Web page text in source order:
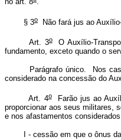
§ 3o Não fará jus ao
Art. 3oO Auxílio-
fundamento, exceto quando o
Parágrafo único. Nos casos
considerado na concessão do
Art. 4oFarão jus ao
proporcionar aos seus militares,
e nos afastamentos
I - cessão em que o ônus da